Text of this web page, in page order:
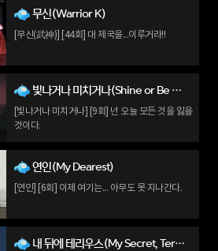
무신(Warrior K)
[무신(武神)] [44회] 대 제국을...이루거라!!
빛나거나 미치거나(Shine or Be Mad)
[빛나거나 미치거나] [9회] 넌 오늘 모든 것을 잃을
것이다.
연인(My Dearest)
[연인] [6회] 이제 여기는... 아무도 못 지나간다.
내 뒤에 테리우스(My Secret, Terrius)